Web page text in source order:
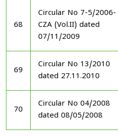
68
Circular No 7-5/2006-
CZA (Vol.II) dated
07/11/2009
69
Circular No 13/2010
dated 27.11.2010
70
Circular No 04/2008
dated 08/05/2008